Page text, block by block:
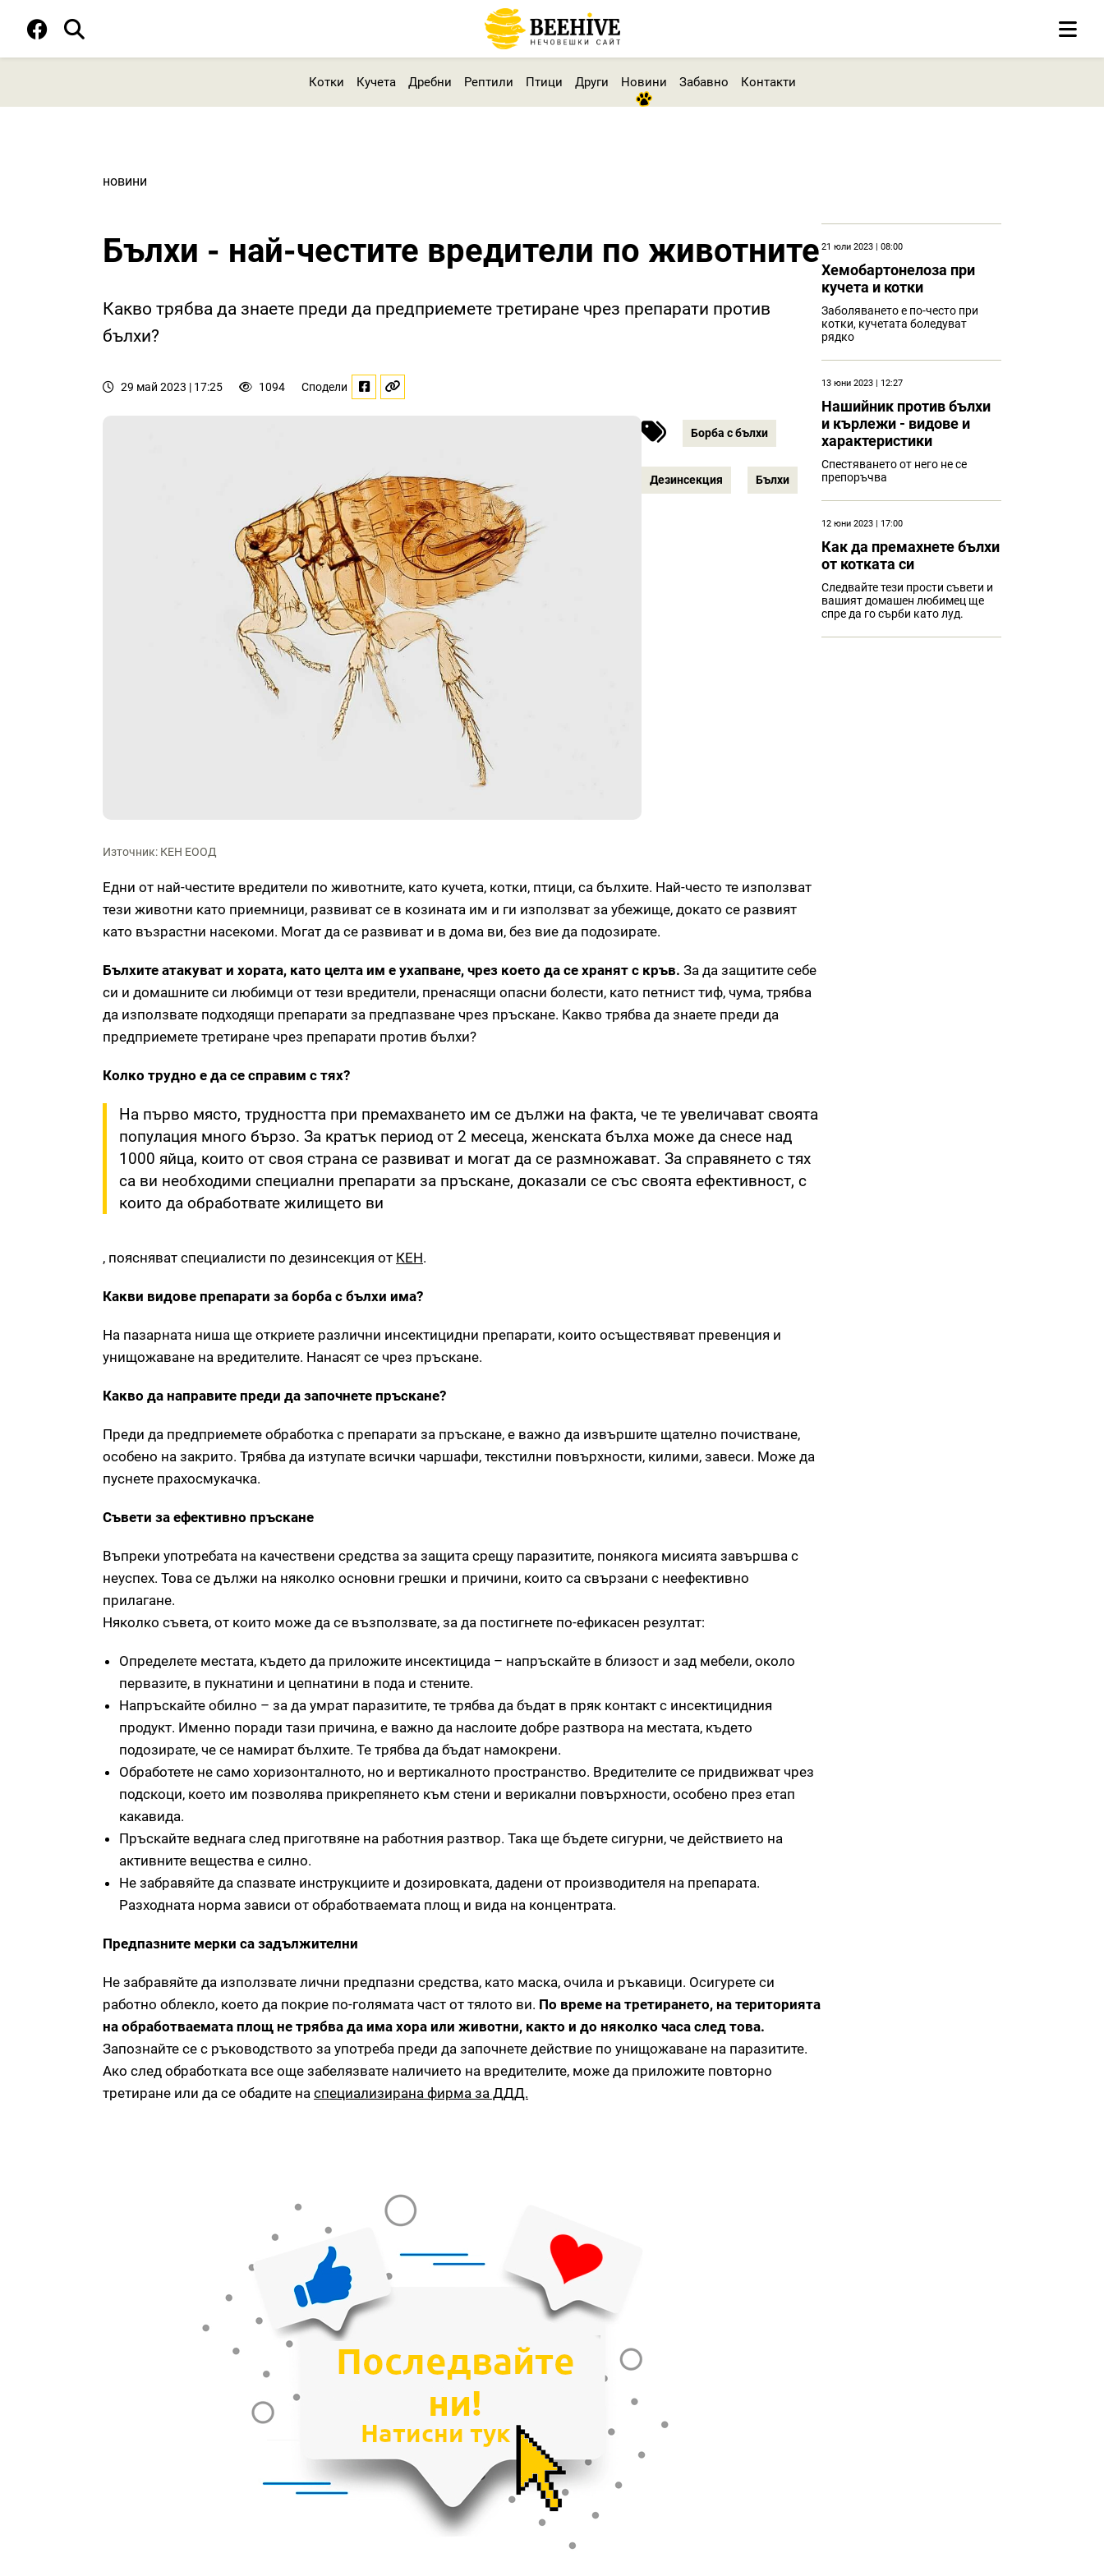
Котки Кучета Дребни Рептили Птици Други Новини Забавно Контакти
новини
Бълхи - най-честите вредители по животните
Какво трябва да знаете преди да предприемете третиране чрез препарати против
бълхи?
29 май 2023 | 17:25 1094 Сподели
Борба с бълхи
Дезинсекция Бълхи
Източник: КЕН ЕООД
Едни от най-честите вредители по животните, като кучета, котки, птици, са бълхите. Най-често те използват
тези животни като приемници, развиват се в козината им и ги използват за убежище, докато се развият
като възрастни насекоми. Могат да се развиват и в дома ви, без вие да подозирате.
Бълхите атакуват и хората, като целта им е ухапване, чрез което да се хранят с кръв. За да защитите себе
си и домашните си любимци от тези вредители, пренасящи опасни болести, като петнист тиф, чума, трябва
да използвате подходящи препарати за предпазване чрез пръскане. Какво трябва да знаете преди да
предприемете третиране чрез препарати против бълхи?
Колко трудно е да се справим с тях?
На първо място, трудността при премахването им се дължи на факта, че те увеличават своята
популация много бързо. За кратък период от 2 месеца, женската бълха може да снесе над
1000 яйца, които от своя страна се развиват и могат да се размножават. За справянето с тях
са ви необходими специални препарати за пръскане, доказали се със своята ефективност, с
които да обработвате жилището ви
, поясняват специалисти по дезинсекция от КЕН.
Какви видове препарати за борба с бълхи има?
На пазарната ниша ще откриете различни инсектицидни препарати, които осъществяват превенция и
унищожаване на вредителите. Нанасят се чрез пръскане.
Какво да направите преди да започнете пръскане?
Преди да предприемете обработка с препарати за пръскане, е важно да извършите щателно почистване,
особено на закрито. Трябва да изтупате всички чаршафи, текстилни повърхности, килими, завеси. Може да
пуснете прахосмукачка.
Съвети за ефективно пръскане
Въпреки употребата на качествени средства за защита срещу паразитите, понякога мисията завършва с
неуспех. Това се дължи на няколко основни грешки и причини, които са свързани с неефективно
прилагане.
Няколко съвета, от които може да се възползвате, за да постигнете по-ефикасен резултат:
Определете местата, където да приложите инсектицида – напръскайте в близост и зад мебели, около
первазите, в пукнатини и цепнатини в пода и стените.
Напръскайте обилно – за да умрат паразитите, те трябва да бъдат в пряк контакт с инсектицидния
продукт. Именно поради тази причина, е важно да наслоите добре разтвора на местата, където
подозирате, че се намират бълхите. Те трябва да бъдат намокрени.
Обработете не само хоризонталното, но и вертикалното пространство. Вредителите се придвижват чрез
подскоци, което им позволява прикрепянето към стени и верикални повърхности, особено през етап
какавида.
Пръскайте веднага след приготвяне на работния разтвор. Така ще бъдете сигурни, че действието на
активните вещества е силно.
Не забравяйте да спазвате инструкциите и дозировката, дадени от производителя на препарата.
Разходната норма зависи от обработваемата площ и вида на концентрата.
Предпазните мерки са задължителни
Не забравяйте да използвате лични предпазни средства, като маска, очила и ръкавици. Осигурете си
работно облекло, което да покрие по-голямата част от тялото ви. По време на третирането, на територията
на обработваемата площ не трябва да има хора или животни, както и до няколко часа след това.
Запознайте се с ръководството за употреба преди да започнете действие по унищожаване на паразитите.
Ако след обработката все още забелязвате наличието на вредителите, може да приложите повторно
третиране или да се обадите на специализирана фирма за ДДД.
21 юли 2023 | 08:00
Хемобартонелоза при
кучета и котки
Заболяването е по-често при
котки, кучетата боледуват
рядко
13 юни 2023 | 12:27
Нашийник против бълхи
и кърлежи - видове и
характеристики
Спестяването от него не се
препоръчва
12 юни 2023 | 17:00
Как да премахнете бълхи
от котката си
Следвайте тези прости съвети и
вашият домашен любимец ще
спре да го сърби като луд.